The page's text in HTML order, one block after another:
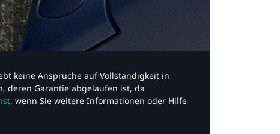
keine Ansprüche auf Vollständigkeit in
deren Garantie abgelaufen ist, da
, wenn Sie weitere Informationen oder Hilfe